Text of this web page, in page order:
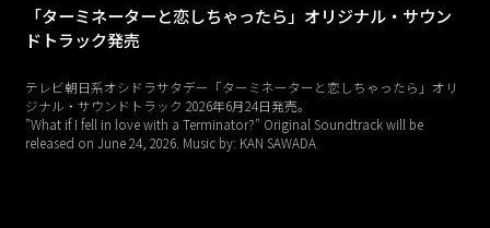
「ターミネーターと恋しちゃったら」オリジナル・サウン
ドトラック発売
テレビ朝日系オシドラサタデー「ターミネーターと恋しちゃったら」オリ
ジナル・サウンドトラック 2026年6月24日発売。
"What if I fell in love with a Terminator?" Original Soundtrack will be
released on June 24, 2026. Music by: KAN SAWADA